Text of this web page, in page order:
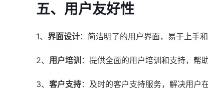
五、用户友好性
1、 界面设计：简洁明了的用户界面，易于上手和
2、 用户培训 ：提供全面的用户培训和支持，帮
3、 客户支持：及时的客户支持服务，解决用户